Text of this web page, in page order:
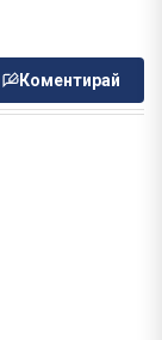
Коментирай